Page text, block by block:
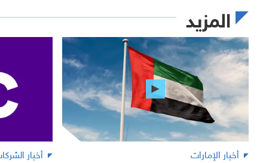
المزيد
أخبار الإمارات أخبار